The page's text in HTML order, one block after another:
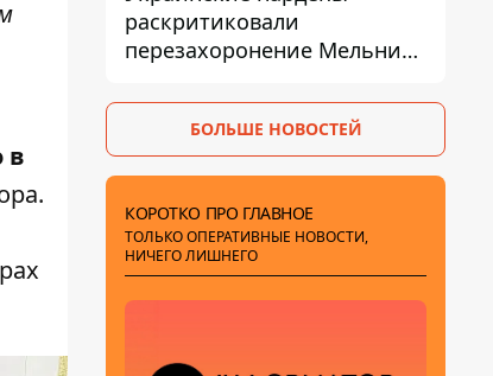
в
раскритиковали
перезахоронение Мельника
дипломатической изоляции
БОЛЬШЕ НОВОСТЕЙ
КОРОТКО ПРО ГЛАВНОЕ
ТОЛЬКО ОПЕРАТИВНЫЕ НОВОСТИ,
НИЧЕГО ЛИШНЕГО